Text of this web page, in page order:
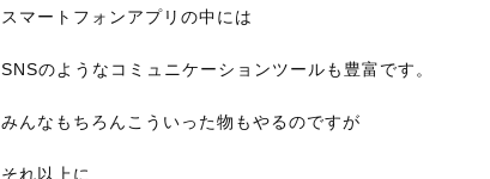
スマートフォンアプリの中には
SNSのようなコミュニケーションツールも豊富です。
みんなもちろんこういった物もやるのですが
それ以上に